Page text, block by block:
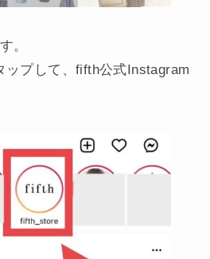
。
ップして、fifth公式Instagram